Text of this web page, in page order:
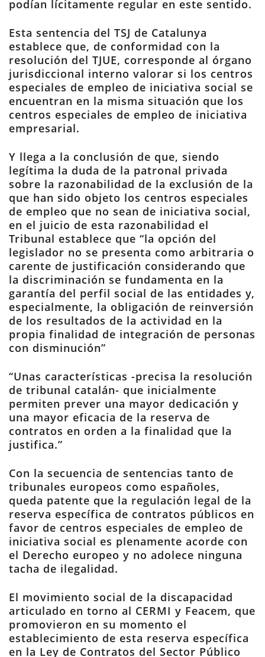
podían lícitamente regular en este sentido.
Esta sentencia del TSJ de Catalunya
establece que, de conformidad con la
resolución del TJUE, corresponde al órgano
jurisdiccional interno valorar si los centros
especiales de empleo de iniciativa social se
encuentran en la misma situación que los
centros especiales de empleo de iniciativa
empresarial.
Y llega a la conclusión de que, siendo
legítima la duda de la patronal privada
sobre la razonabilidad de la exclusión de la
que han sido objeto los centros especiales
de empleo que no sean de iniciativa social,
en el juicio de esta razonabilidad el
Tribunal establece que “la opción del
legislador no se presenta como arbitraria o
carente de justificación considerando que
la discriminación se fundamenta en la
garantía del perfil social de las entidades y,
especialmente, la obligación de reinversión
de los resultados de la actividad en la
propia finalidad de integración de personas
con disminución”
“Unas características -precisa la resolución
de tribunal catalán- que inicialmente
permiten prever una mayor dedicación y
una mayor eficacia de la reserva de
contratos en orden a la finalidad que la
justifica.”
Con la secuencia de sentencias tanto de
tribunales europeos como españoles,
queda patente que la regulación legal de la
reserva específica de contratos públicos en
favor de centros especiales de empleo de
iniciativa social es plenamente acorde con
el Derecho europeo y no adolece ninguna
tacha de ilegalidad.
El movimiento social de la discapacidad
articulado en torno al CERMI y Feacem, que
promovieron en su momento el
establecimiento de esta reserva específica
en la Ley de Contratos del Sector Público